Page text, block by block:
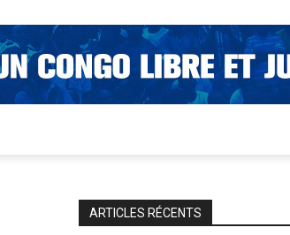
ARTICLES RÉCENTS